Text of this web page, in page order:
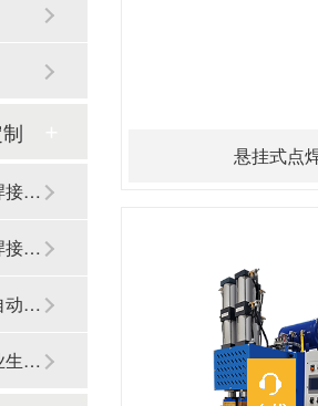
悬挂式点
电梯行业自动焊接生产线
汽车行业自动焊接生产线
低压电器行业自动焊接生产线
板式散热器行业生产线